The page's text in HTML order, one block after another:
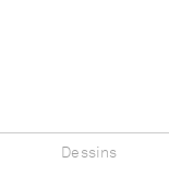
Dessins